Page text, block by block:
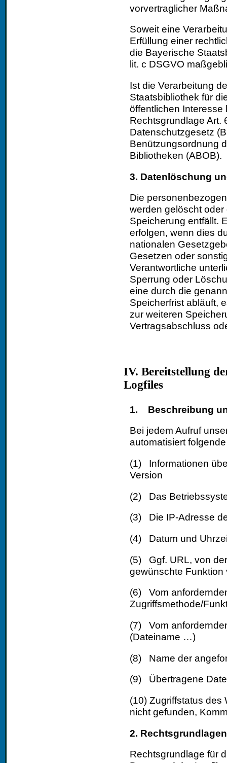
vorvertraglicher
Soweit eine
Erfüllung einer
die Bayerische
lit. c DSGVO
Ist die Verarbeitung
Staatsbibliothek für
öffentlichen Interesse
Rechtsgrundlage Art.
Datenschutzgesetz
Benützungsordnung
Bibliotheken (ABOB).
3. Datenlöschung
Die
werden gelöscht
Speicherung entfällt.
erfolgen, wenn dies
nationalen
Gesetzen oder
Verantwortliche
Sperrung oder
eine durch die
Speicherfrist abläuft,
zur weiteren
Vertragsabschluss
IV. Bereitstellung
Logfiles
1. Beschreibung
Bei jedem Aufruf
automatisiert
(1) Informationen
Version
(2) Das
(3) Die IP-Adresse
(4) Datum und
(5) Ggf. URL, von
gewünschte Funktion
(6) Vom
Zugriffsmethode/
(7) Vom
(Dateiname …)
(8) Name der
(9)
Übertragene
(10) Zugriffstatus des
nicht gefunden,
2.
Rechtsgrundlage für